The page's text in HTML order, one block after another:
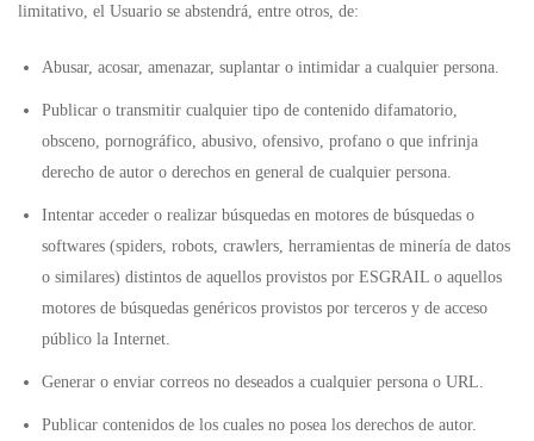
limitativo, el Usuario se abstendrá, entre otros, de:
Abusar, acosar, amenazar, suplantar o intimidar a cualquier persona.
Publicar o transmitir cualquier tipo de contenido difamatorio,
obsceno, pornográfico, abusivo, ofensivo, profano o que infrinja
derecho de autor o derechos en general de cualquier persona.
Intentar acceder o realizar búsquedas en motores de búsquedas o
softwares (spiders, robots, crawlers, herramientas de minería de datos
o similares) distintos de aquellos provistos por ESGRAIL o aquellos
motores de búsquedas genéricos provistos por terceros y de acceso
público la Internet.
Generar o enviar correos no deseados a cualquier persona o URL.
Publicar contenidos de los cuales no posea los derechos de autor.